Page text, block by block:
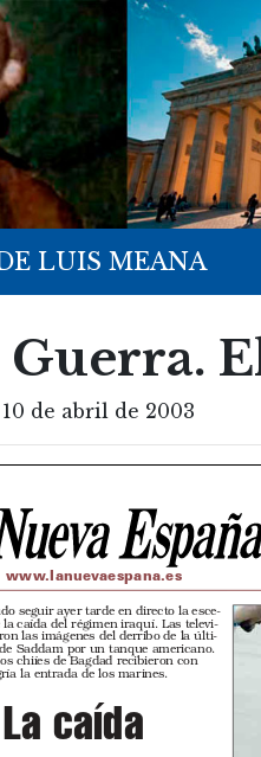
LUIS MEANA
Guerra.
de abril de 2003
www.lanuevaespana.es
seguir ayer tarde en directo la esce-
caída del régimen iraquí. Las televi-
las imágenes del derribo de la últi-
Saddam por un tanque americano.
chiíes de Bagdad recibieron con
la entrada de los marines.
La caída